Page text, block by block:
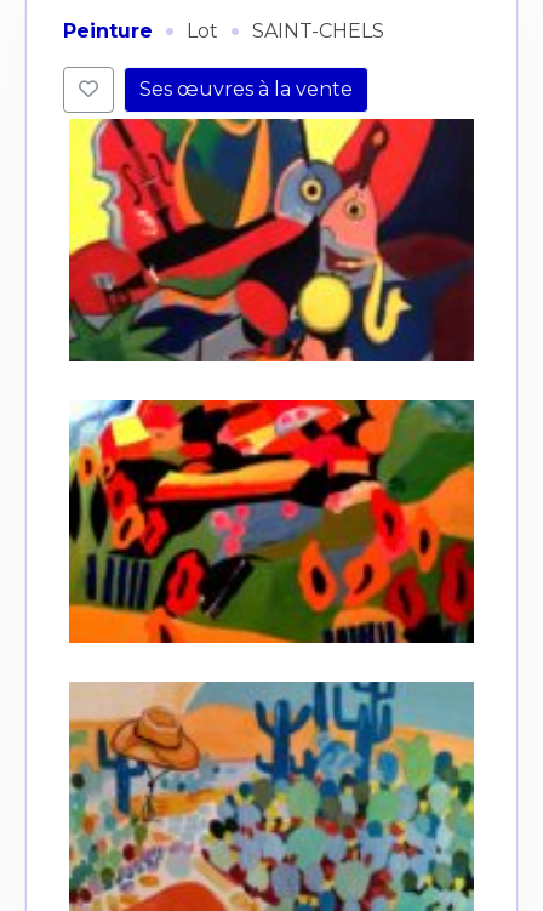
Peinture · Lot · SAINT-CHELS
Ses œuvres à la vente